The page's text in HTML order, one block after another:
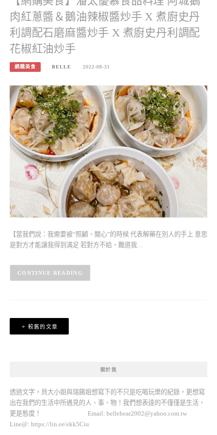
肉紅蔥醬＆鵝油辣椒醬炒手 X 煮廚史丹
利調配石磨麻醬炒手 X 煮廚史丹利調配
花椒紅油炒手
網購美食 BELLE 2022-08-31
【當我們說：我需要被“照顧、關心”的時候 代表解藥在別人的手上 意思
是對方才能讓我得到滿足 若對方不給，難道我…
CONTINUE READING
文
章
較舊的文章
關於我
透過文字，貝大小姐與瑞餚姐想寫下的不只是吃喝玩樂的紀錄，更想寫
出在我們的生活中所遇見的人、事、物！我們想表達的不僅僅是生活，
更是態度！ Email: bellebear2002@yahoo.com.tw
Line@: https://lin.ee/ekk5Ciu